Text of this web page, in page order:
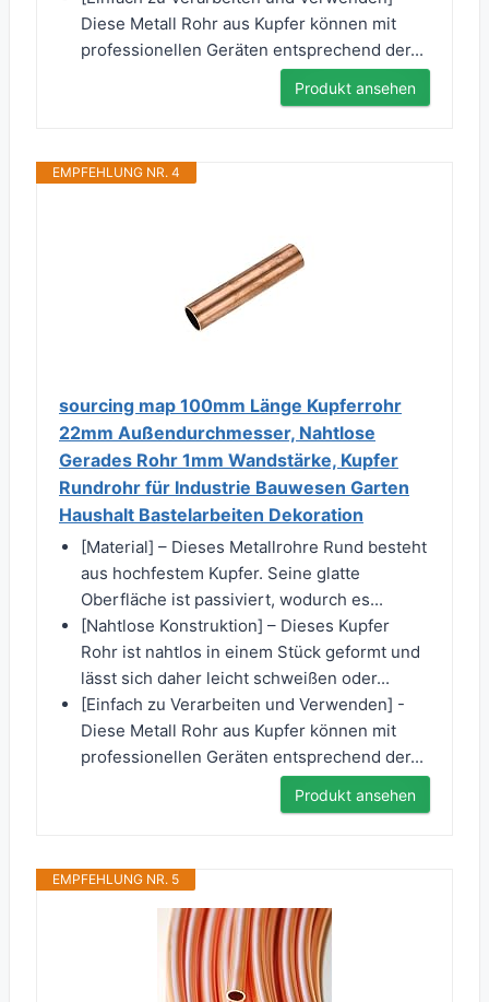
Diese Metall Rohr aus Kupfer können mit
professionellen Geräten entsprechend der...
Produkt ansehen
EMPFEHLUNG NR. 4
sourcing map 100mm Länge Kupferrohr
22mm Außendurchmesser, Nahtlose
Gerades Rohr 1mm Wandstärke, Kupfer
Rundrohr für Industrie Bauwesen Garten
Haushalt Bastelarbeiten Dekoration
[Material] – Dieses Metallrohre Rund besteht
aus hochfestem Kupfer. Seine glatte
Oberfläche ist passiviert, wodurch es...
[Nahtlose Konstruktion] – Dieses Kupfer
Rohr ist nahtlos in einem Stück geformt und
lässt sich daher leicht schweißen oder...
[Einfach zu Verarbeiten und Verwenden] -
Diese Metall Rohr aus Kupfer können mit
professionellen Geräten entsprechend der...
Produkt ansehen
EMPFEHLUNG NR. 5